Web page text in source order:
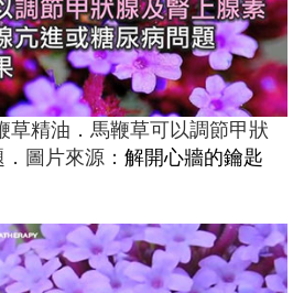
草精油．馬鞭草可以調節甲狀
圖片來源： 解開心牆的鑰匙